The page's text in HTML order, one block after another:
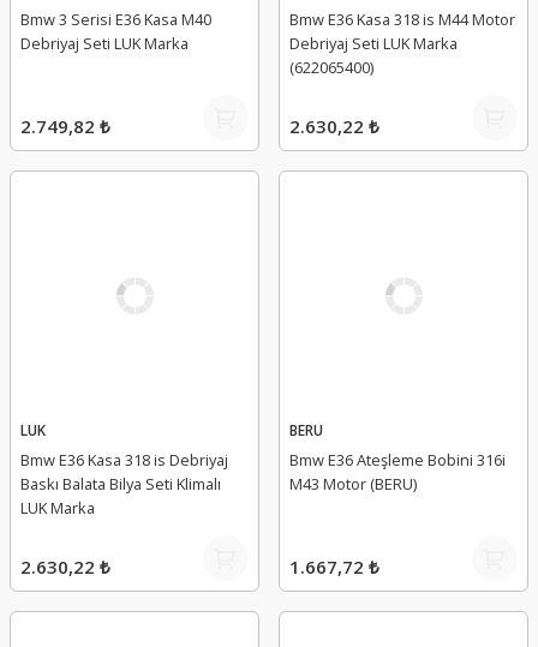
Bmw 3 Serisi E36 Kasa M40
Debriyaj Seti LUK Marka
2.749,82 ₺
Bmw E36 Kasa 318 is M44 Motor
Debriyaj Seti LUK Marka
(622065400)
2.630,22 ₺
LUK
Bmw E36 Kasa 318 is Debriyaj
Baskı Balata Bilya Seti Klimalı
LUK Marka
2.630,22 ₺
BERU
Bmw E36 Ateşleme Bobini 316i
M43 Motor (BERU)
1.667,72 ₺